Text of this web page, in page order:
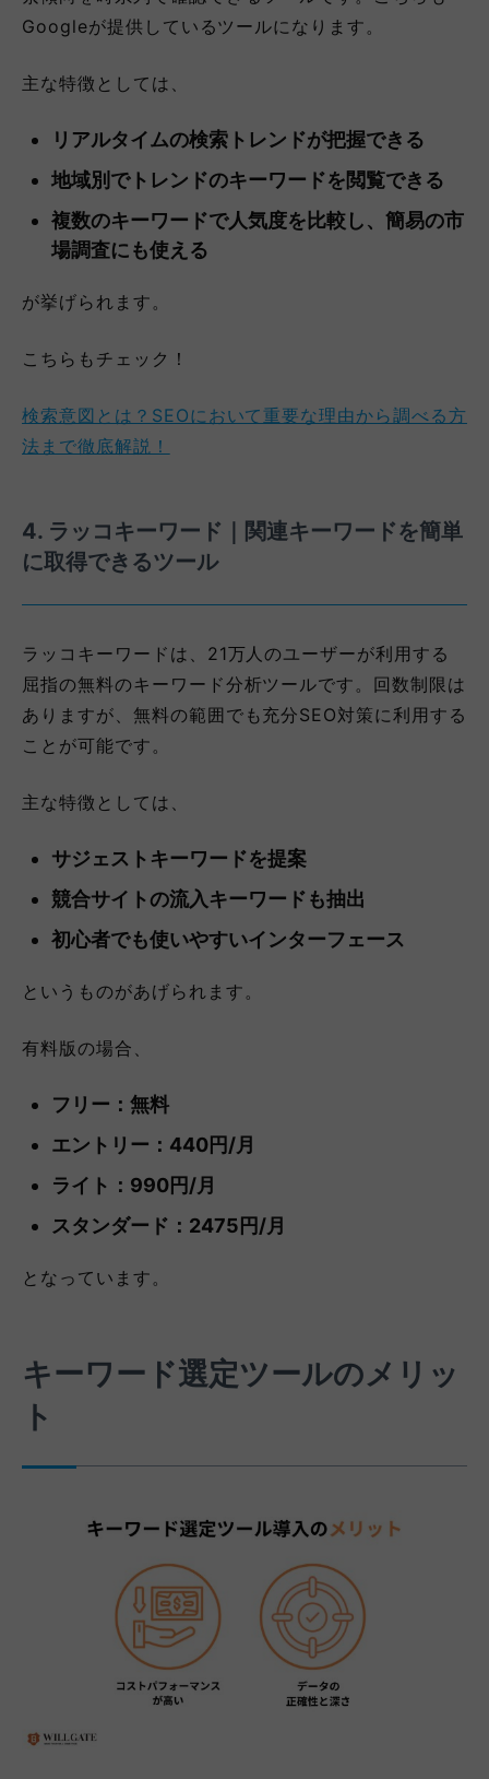
Googleが提供しているツールになります。
主な特徴としては、
リアルタイムの検索トレンドが把握できる
地域別でトレンドのキーワードを閲覧できる
複数のキーワードで人気度を比較し、簡易の市
場調査にも使える
が挙げられます。
こちらもチェック！
検索意図とは？SEOにおいて重要な理由から調べる方
法まで徹底解説！
4. ラッコキーワード｜関連キーワードを簡単
に取得できるツール
ラッコキーワードは、21万人のユーザーが利用する
屈指の無料のキーワード分析ツールです。回数制限は
ありますが、無料の範囲でも充分SEO対策に利用する
ことが可能です。
主な特徴としては、
サジェストキーワードを提案
競合サイトの流入キーワードも抽出
初心者でも使いやすいインターフェース
というものがあげられます。
有料版の場合、
フリー：無料
エントリー：440円/月
ライト：990円/月
スタンダード：2475円/月
となっています。
キーワード選定ツールのメリッ
ト